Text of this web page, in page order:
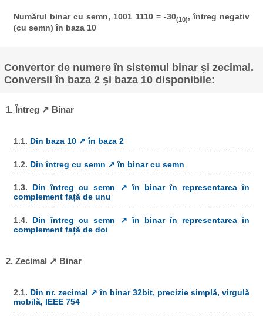
Numărul binar cu semn, 1001 1110 = -30(10), întreg negativ
(cu semn) în baza 10
Convertor de numere în sistemul binar și zecimal.
Conversii în baza 2 și baza 10 disponibile:
1. Întreg ↗ Binar
1.1. Din baza 10 ↗ în baza 2
1.2. Din întreg cu semn ↗ în binar cu semn
1.3. Din întreg cu semn ↗ în binar în representarea în
complement față de unu
1.4. Din întreg cu semn ↗ în binar în representarea în
complement față de doi
2. Zecimal ↗ Binar
2.1. Din nr. zecimal ↗ în binar 32bit, precizie simplă, virgulă
mobilă, IEEE 754